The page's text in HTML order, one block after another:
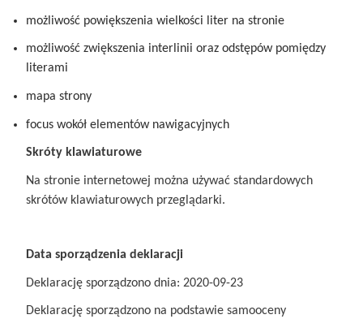
możliwość powiększenia wielkości liter na stronie
możliwość zwiększenia interlinii oraz odstępów pomiędzy
literami
mapa strony
focus wokół elementów nawigacyjnych
Skróty klawiaturowe
Na stronie internetowej można używać standardowych
skrótów klawiaturowych przeglądarki.
Data sporządzenia deklaracji
Deklarację sporządzono dnia: 2020-09-23
Deklarację sporządzono na podstawie samooceny